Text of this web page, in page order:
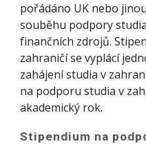
pořádáno UK nebo
souběhu podpory
finančních zdrojů.
zahraničí se vyplácí
zahájení studia v
na podporu studia v
akademický rok.
Stipendium na